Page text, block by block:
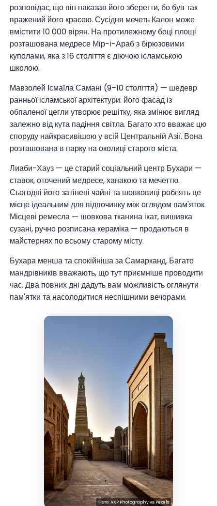
розповідає, що він наказав його зберегти, бо був так
вражений його красою. Сусідня мечеть Калон може
вмістити 10 000 вірян. На протилежному боці площі
розташована медресе Мір-і-Араб з бірюзовими
куполами, яка з 16 століття є діючою ісламською
школою.
Мавзолей Ісмаїла Самані (9–10 століття) — шедевр
ранньої ісламської архітектури: його фасад із
обпаленої цегли утворює решітку, яка змінює вигляд
залежно від кута падіння світла. Багато хто вважає цю
споруду найкрасивішою у всій Центральній Азії. Вона
розташована в парку на околиці старого міста.
Лиаби-Хауз — це старий соціальний центр Бухари —
ставок, оточений медресе, ханакою та мечеттю.
Сьогодні його затінені чайні та шовковиці роблять це
місце ідеальним для відпочинку між оглядом пам'яток.
Місцеві ремесла — шовкова тканина ікат, вишивка
сузані, ручно розписана кераміка — продаються в
майстернях по всьому старому місту.
Бухара менша та спокійніша за Самарканд. Багато
мандрівників вважають, що тут приємніше проводити
час. Два повних дні дадуть вам можливість оглянути
пам'ятки та насолодитися неспішними вечорами.
Фото:AXP PhotographyнаPexels